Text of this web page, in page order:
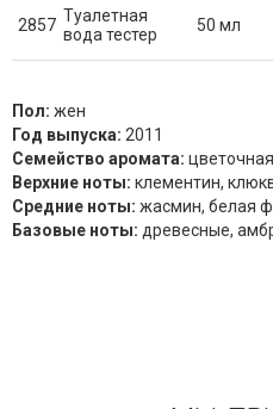
2857 Туалетная
вода тестер
50 мл
Пол: жен
Год выпуска: 2011
Семейство аромата:
Верхние ноты: клементин,
Средние ноты: жасмин, белая
Базовые ноты: древесные,